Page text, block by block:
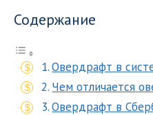
Содержание
Овердрафт в
Чем отличается
Овердрафт в